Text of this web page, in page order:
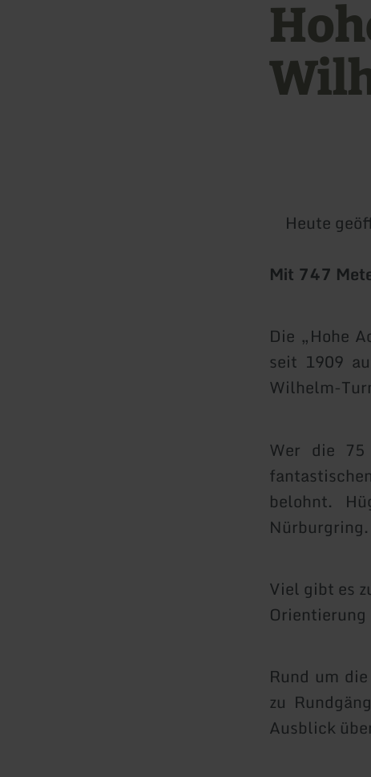
Heute
Mit 747
Die „Hohe
seit 1909
Wilhelm-
Wer die
belohnt.
Nürburgring.
Viel gibt es
Rund um
zu
Ausblick